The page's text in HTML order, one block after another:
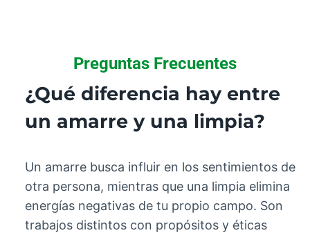
Preguntas Frecuentes
¿Qué diferencia hay entre
un amarre y una limpia?
Un amarre busca influir en los sentimientos de
otra persona, mientras que una limpia elimina
energías negativas de tu propio campo. Son
trabajos distintos con propósitos y éticas